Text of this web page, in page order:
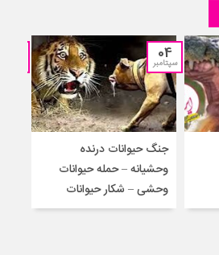
04
سپتامبر
جنگ حیوانات درنده
وحشیانه – حمله حیوانات
وحشی – شکار حیوانات